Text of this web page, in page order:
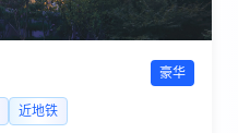
豪华
近地铁